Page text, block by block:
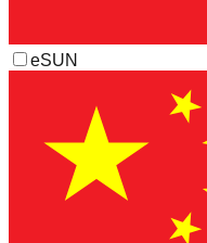
eSUN